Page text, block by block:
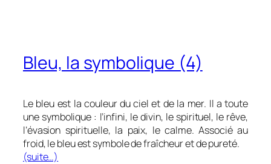
Bleu, la symbolique (4)
Le bleu est la couleur du ciel et de la mer. Il a toute
une symbolique : l’infini, le divin, le spirituel, le rêve,
l’évasion spirituelle, la paix, le calme. Associé au
froid, le bleu est symbole de fraîcheur et de pureté.
(suite…)